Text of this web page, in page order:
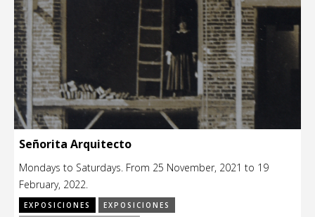
Señorita Arquitecto
Mondays to Saturdays. From 25 November, 2021 to 19
February, 2022.
EXPOSICIONES
EXPOSICIONES